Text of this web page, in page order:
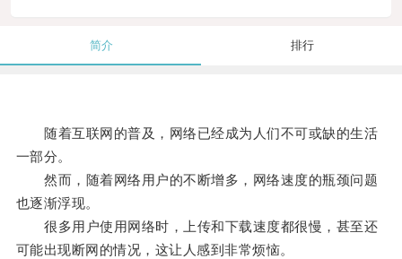
简介 排行
随着互联网的普及，网络已经成为人们不可或缺的生活
一部分。
然而，随着网络用户的不断增多，网络速度的瓶颈问题
也逐渐浮现。
很多用户使用网络时，上传和下载速度都很慢，甚至还
可能出现断网的情况，这让人感到非常烦恼。